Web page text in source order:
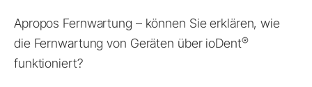
Apropos Fernwartung – können Sie erklären, wie
die Fernwartung von Geräten über ioDent®
funktioniert?